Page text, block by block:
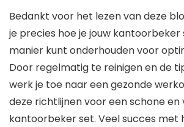
Bedankt voor het lezen van deze
je precies hoe je jouw kantoorbeker
manier kunt onderhouden voor
Door regelmatig te reinigen en de
werk je toe naar een gezonde
deze richtlijnen voor een schone en
kantoorbeker set. Veel succes met